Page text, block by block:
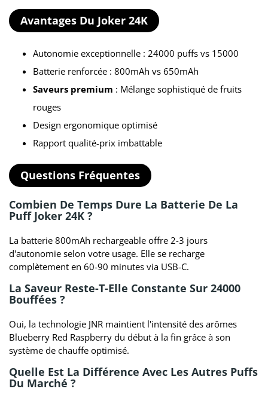
Avantages Du Joker 24K
Autonomie exceptionnelle : 24000 puffs vs 15000
Batterie renforcée : 800mAh vs 650mAh
Saveurs premium : Mélange sophistiqué de fruits
rouges
Design ergonomique optimisé
Rapport qualité-prix imbattable
Questions Fréquentes
Combien De Temps Dure La Batterie De La
Puff Joker 24K ?
La batterie 800mAh rechargeable offre 2-3 jours
d'autonomie selon votre usage. Elle se recharge
complètement en 60-90 minutes via USB-C.
La Saveur Reste-T-Elle Constante Sur 24000
Bouffées ?
Oui, la technologie JNR maintient l'intensité des arômes
Blueberry Red Raspberry du début à la fin grâce à son
système de chauffe optimisé.
Quelle Est La Différence Avec Les Autres Puffs
Du Marché ?